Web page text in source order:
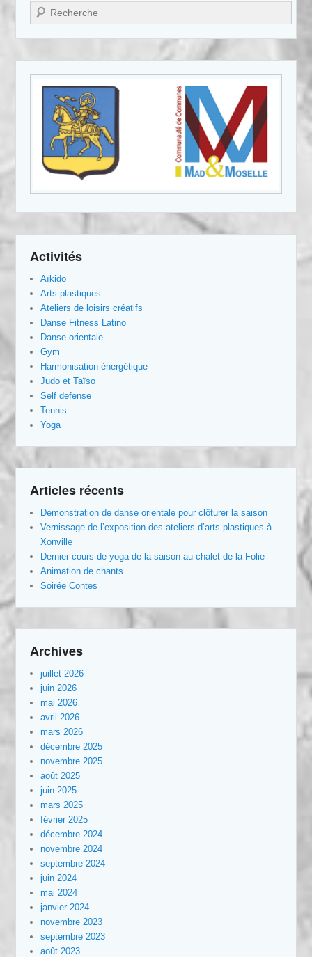
Recherche
Activités
Aïkido
Arts plastiques
Ateliers de loisirs créatifs
Danse Fitness Latino
Danse orientale
Gym
Harmonisation énergétique
Judo et Taïso
Self defense
Tennis
Yoga
Articles récents
Démonstration de danse orientale pour clôturer la saison
Vernissage de l’exposition des ateliers d’arts plastiques à
Xonville
Dernier cours de yoga de la saison au chalet de la Folie
Animation de chants
Soirée Contes
Archives
juillet 2026
juin 2026
mai 2026
avril 2026
mars 2026
décembre 2025
novembre 2025
août 2025
juin 2025
mars 2025
février 2025
décembre 2024
novembre 2024
septembre 2024
juin 2024
mai 2024
janvier 2024
novembre 2023
septembre 2023
août 2023